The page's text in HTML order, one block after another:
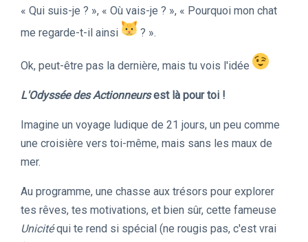
« Qui suis-je ? », « Où vais-je ? », « Pourquoi mon chat
me regarde-t-il ainsi
? ».
Ok, peut-être pas la dernière, mais tu vois l'idée
L'Odyssée des Actionneursest là pour toi !
Imagine un voyage ludique de 21 jours, un peu comme
une croisière vers toi-même, mais sans les maux de
mer.
Au programme, une chasse aux trésors pour explorer
tes rêves, tes motivations, et bien sûr, cette fameuse
Unicitéqui te rend si spécial (ne rougis pas, c'est vrai